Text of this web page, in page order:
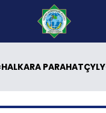
HOWPSUZLYGY WE DURNUKLY ÖSÜŞ IŞINI GOLDAMAKDA HEM-DE BERKITMEKDE BITARAPLYK SYÝASATYNYŇ